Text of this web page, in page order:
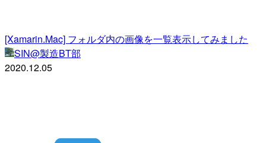
[Xamarin.Mac] フォルダ内の画像を一覧表示してみました
SIN@製造BT部
2020.12.05